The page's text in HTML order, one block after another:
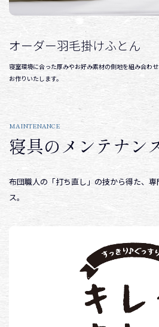
オーダー羽毛掛けふとん
寝室環境に合った厚みやお好み素材の側地を組み合わ
お作りいたします。
MAINTENANCE
寝具のメンテナン
布団職人の「打ち直し」の技から得た、
ス。